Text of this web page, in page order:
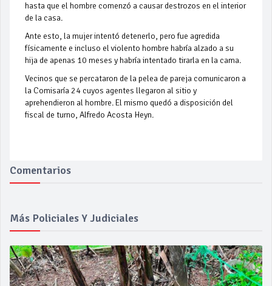
hasta que el hombre comenzó a causar destrozos en el interior
de la casa.
Ante esto, la mujer intentó detenerlo, pero fue agredida
físicamente e incluso el violento hombre habría alzado a su
hija de apenas 10 meses y habría intentado tirarla en la cama.
Vecinos que se percataron de la pelea de pareja comunicaron a
la Comisaría 24 cuyos agentes llegaron al sitio y
aprehendieron al hombre. El mismo quedó a disposición del
fiscal de turno, Alfredo Acosta Heyn.
Comentarios
Más Policiales Y Judiciales